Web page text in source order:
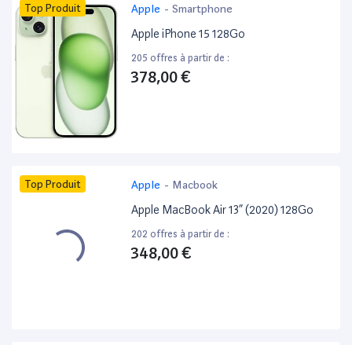
Top Produit Apple - Smartphone
Apple iPhone 15 128Go
205 offres à partir de :
378,00 €
Top Produit Apple - Macbook
Apple MacBook Air 13” (2020) 128Go
202 offres à partir de :
348,00 €